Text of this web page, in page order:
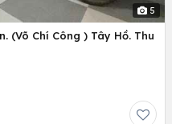
5
(Võ Chí Công ) Tây Hồ. Thu